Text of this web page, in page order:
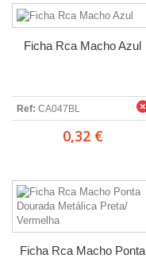
Ficha Rca Macho Azul
Ref: CA047BL
0,32 €
Ficha Rca Macho Ponta